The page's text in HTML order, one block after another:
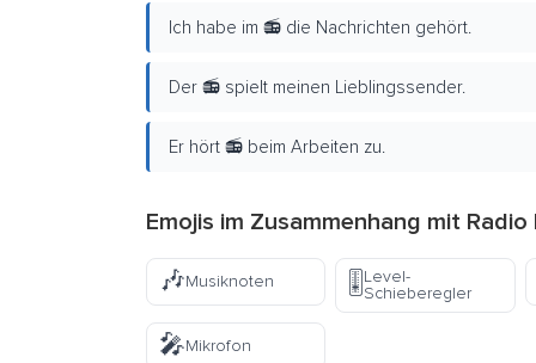
Ich habe im 📻 die Nachrichten gehört.
Der 📻 spielt meinen Lieblingssender.
Er hört 📻 beim Arbeiten zu.
Emojis im Zusammenhang mit Radio
🎶Musiknoten 🎚️ Level-
Schieberegler
🎤Mikrofon